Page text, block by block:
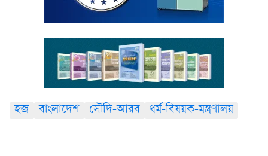
হজ বাংলাদেশ সৌদি-আরব ধর্ম-বিষয়ক-মন্ত্রণালয়